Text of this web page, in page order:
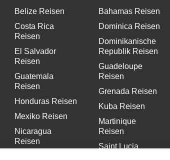
Belize Reisen
Costa Rica
Reisen
El Salvador
Reisen
Guatemala
Reisen
Honduras Reisen
Mexiko Reisen
Nicaragua
Reisen
Bahamas Reisen
Dominica Reisen
Dominikanische
Republik Reisen
Guadeloupe
Reisen
Grenada Reisen
Kuba Reisen
Martinique
Reisen
Saint Lucia